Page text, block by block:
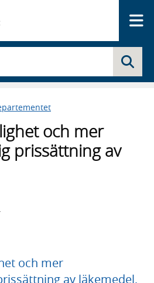
och mer
prissättning av
och mer
av läkemedel,